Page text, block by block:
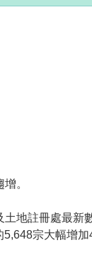
。
地註冊處最新
宗大幅增加